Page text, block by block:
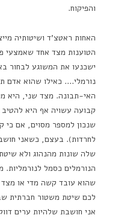
והפיקוח.
האחות ראטצ'ד ושיטותיה
הטוענות מצד אחד שאמצעי
ישכנעו את המשוגע לבחור
נורמלי…. כאילו שהוא אדם
האי-תבונה. מצד שני, היא
קבועה עשויה אף היא
שנכון למספר מסוים, אם כי
לחרדות). בעצם, כשאני
שלה שונות מהנהוג ולא
הנורמלים כסמל
שהוא עובד קשה מדי או מצד
לכם שיטת משטור חברתית
אני חושבת שלהיות ערים